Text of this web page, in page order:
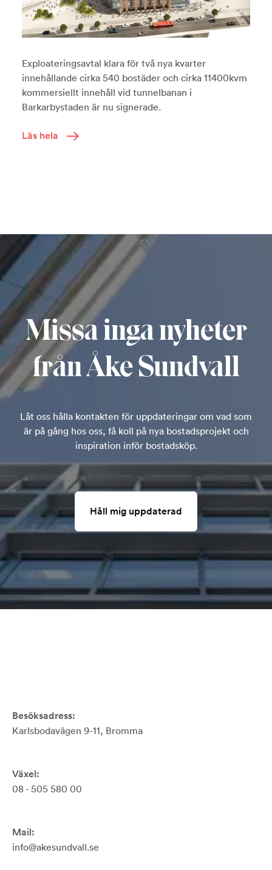
Exploateringsavtal klara för två nya kvarter
innehållande cirka 540 bostäder och cirka 11400kvm
kommersiellt innehåll vid tunnelbanan i
Barkarbystaden är nu signerade.
Läs hela
Missa inga nyheter
från Åke Sundvall
Låt oss hålla kontakten för uppdateringar om vad som
är på gång hos oss, få koll på nya bostadsprojekt och
inspiration inför bostadsköp.
Håll mig uppdaterad
Besöksadress:
Karlsbodavägen 9-11, Bromma
Växel:
08 - 505 580 00
Mail:
info@akesundvall.se